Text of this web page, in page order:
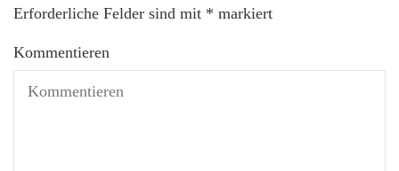
Erforderliche Felder sind mit * markiert
Kommentieren